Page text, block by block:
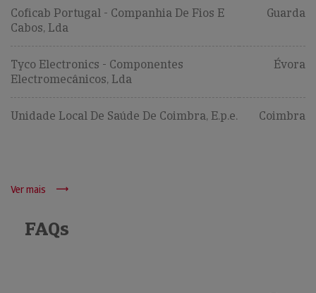
Coficab Portugal - Companhia De Fios E
Cabos, Lda
Guarda
Tyco Electronics - Componentes
Electromecânicos, Lda
Évora
Unidade Local De Saúde De Coimbra, E.p.e. Coimbra
Ver mais
FAQs